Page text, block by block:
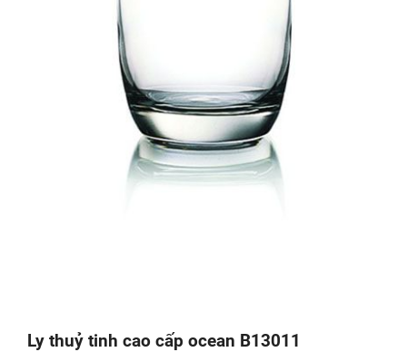
Ly thuỷ tinh cao cấp ocean B13011